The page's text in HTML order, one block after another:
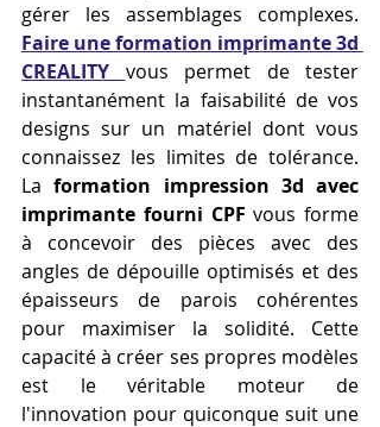
Faire une formation imprimante 3d
CREALITY
vous permet de tester
instantanément la faisabilité de vos
designs sur un matériel dont vous
connaissez les limites de tolérance.
La formation impression 3d avec
imprimante fourni CPF vous forme
à concevoir des pièces avec des
angles de dépouille optimisés et des
épaisseurs de parois cohérentes
pour maximiser la solidité. Cette
capacité à créer ses propres modèles
est le véritable moteur de